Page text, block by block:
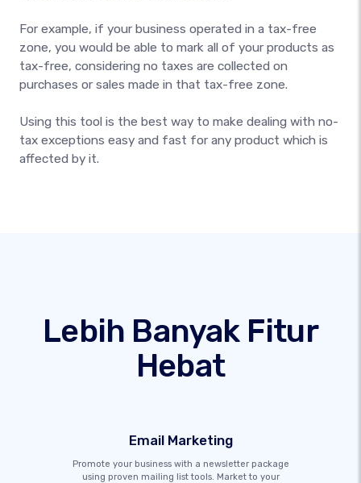
For example, if your business operated in a tax-free
zone, you would be able to mark all of your products as
tax-free, considering no taxes are collected on
purchases or sales made in that tax-free zone.
Using this tool is the best way to make dealing with no-
tax exceptions easy and fast for any product which is
affected by it.
Lebih Banyak Fitur
Hebat
Email Marketing
Promote your business with a newsletter package
using proven mailing list tools. Market to your